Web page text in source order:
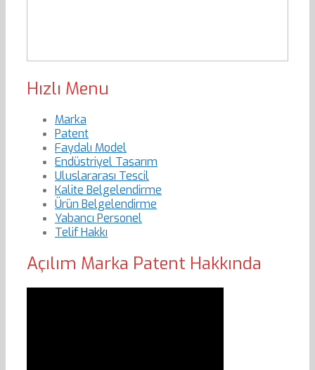
Hızlı Menu
Marka
Patent
Faydalı Model
Endüstriyel Tasarım
Uluslararası Tescil
Kalite Belgelendirme
Ürün Belgelendirme
Yabancı Personel
Telif Hakkı
Açılım Marka Patent Hakkında